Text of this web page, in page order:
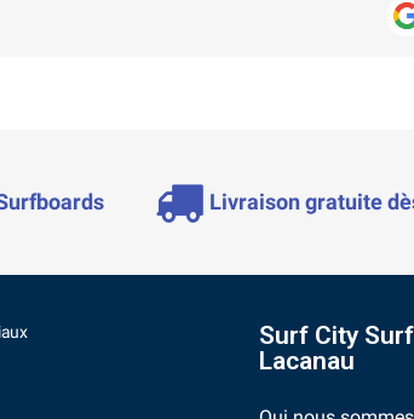
Livraison gratuite
Surf City
Lacanau